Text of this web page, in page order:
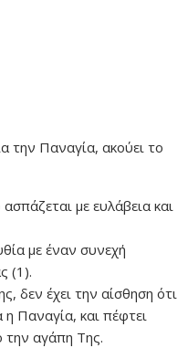
την Παναγία, ακούει το
με ευλάβεια και
με έναν συνεχή
(1).
δεν έχει την αίσθηση ότι
η Παναγία, και πέφτει
την αγάπη Της.